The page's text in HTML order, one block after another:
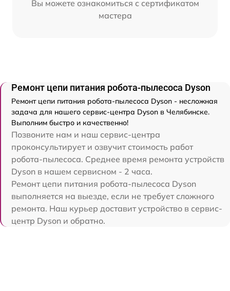
Вы можете ознакомиться с сертификатом
мастера
Ремонт цепи питания робота-пылесоса Dyson
Ремонт цепи питания робота-пылесоса Dyson - несложная
задача для нашего сервис-центра Dyson в Челябинске.
Выполним быстро и качественно!
Позвоните нам и наш сервис-центра
проконсультирует и озвучит стоимость работ
робота-пылесоса. Среднее время ремонта устройств
Dyson в нашем сервисном - 2 часа.
Ремонт цепи питания робота-пылесоса Dyson
выполняется на выезде, если не требует сложного
ремонта. Наш курьер доставит устройство в сервис-
центр Dyson и обратно.